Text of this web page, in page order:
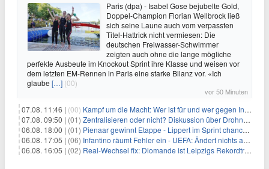
Paris (dpa) - Isabel Gose bejubelte Gold,
Doppel-Champion Florian Wellbrock ließ
sich seine Laune auch vom verpassten
Titel-Hattrick nicht vermiesen: Die
deutschen Freiwasser-Schwimmer
zeigten auch ohne die lange mögliche
perfekte Ausbeute im Knockout Sprint ihre Klasse und weisen vor
dem letzten EM-Rennen in Paris eine starke Bilanz vor. «Ich
glaube […] (00)
vor 50 Minuten
07.08. 11:46 | (00) Kampf um die Macht: Wer ist für und wer gegen Infantino?
07.08. 09:50 | (01) Zentralisieren oder nicht? Diskussion über Drohnenabwehr
06.08. 18:00 | (01) Pienaar gewinnt Etappe - Lippert im Sprint chancenlos
06.08. 17:05 | (06) Infantino räumt Fehler ein - UEFA: Ändert nichts an Boykott
06.08. 16:05 | (02) Real-Wechsel fix: Diomande ist Leipzigs Rekordtransfer